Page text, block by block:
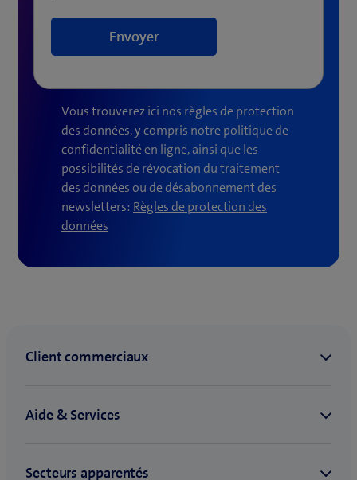
Vous trouverez ici nos règles de protection
des données, y compris notre politique de
confidentialité en ligne, ainsi que les
possibilités de révocation du traitement
des données ou de désabonnement des
newsletters: Règles de protection des
données
u
n
o
e